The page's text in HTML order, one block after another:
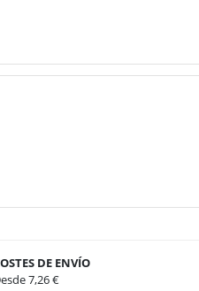
DE ENVÍO
7,26 €